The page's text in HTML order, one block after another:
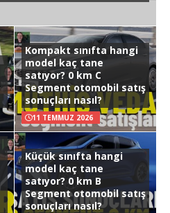
Kompakt sınıfta hangi
model kaç tane
satıyor? 0 km C
Segment otomobil satış
sonuçları nasıl?
11 TEMMUZ 2026
Küçük sınıfta hangi
model kaç tane
satıyor? 0 km B
Segment otomobil satış
sonuçları nasıl?